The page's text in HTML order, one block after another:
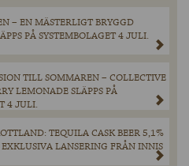
– EN MÄSTERLIGT BRYGGD
PÅ SYSTEMBOLAGET 4 JULI.
TILL SOMMAREN – COLLECTIVE
LEMONADE SLÄPPS PÅ
4 JULI.
TEQUILA CASK BEER 5,1%
LANSERING FRÅN INNIS